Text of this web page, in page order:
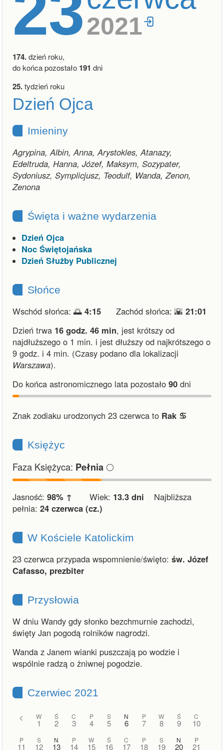
2021
174.dzień roku,
do końca pozostało 191 dni
25.tydzień roku
Dzień Ojca
Imieniny
Agrypina, Albin, Anna, Arystokles, Atanazy,
Edeltruda, Hanna, Józef, Maksym, Sozypater,
Sydoniusz, Symplicjusz, Teodulf, Wanda, Zenon,
Zenona
Święta i ważne wydarzenia
Dzień Ojca
Noc Świętojańska
Dzień Służby Publicznej
Słońce
Wschód słońca: 🌅 4:15 Zachód słońca: 🌇 21:01
Dzień trwa 16 godz. 46 min, jest krótszy od
najdłuższego o 1 min. i jest dłuższy od najkrótszego o
9 godz. i 4 min. (Czasy podano dla lokalizacji
Warszawa).
Do końca astronomicznego lata pozostało 90 dni
Znak zodiaku urodzonych 23 czerwca to Rak ♋︎
Księżyc
Faza Księżyca: Pełnia 🌕
Jasność: 98% ↑ Wiek: 13.3 dni Najbliższa
pełnia: 24 czerwca (cz.)
W Kościele Katolickim
23 czerwca przypada wspomnienie/święto: św. Józef
Cafasso, prezbiter
Przysłowia
W dniu Wandy gdy słonko bezchmurnie zachodzi,
święty Jan pogodą rolników nagrodzi.
Wanda z Janem wianki puszczają po wodzie i
wspólnie radzą o żniwnej pogodzie.
Czerwiec 2021
< W
1
Ś
2
C
3
P
4
S
5
N
6
P
7
W
8
Ś
9
C
10
P
11
S
12
N
13
P
14
W
15
Ś
16
C
17
P
18
S
19
N
20
P
21